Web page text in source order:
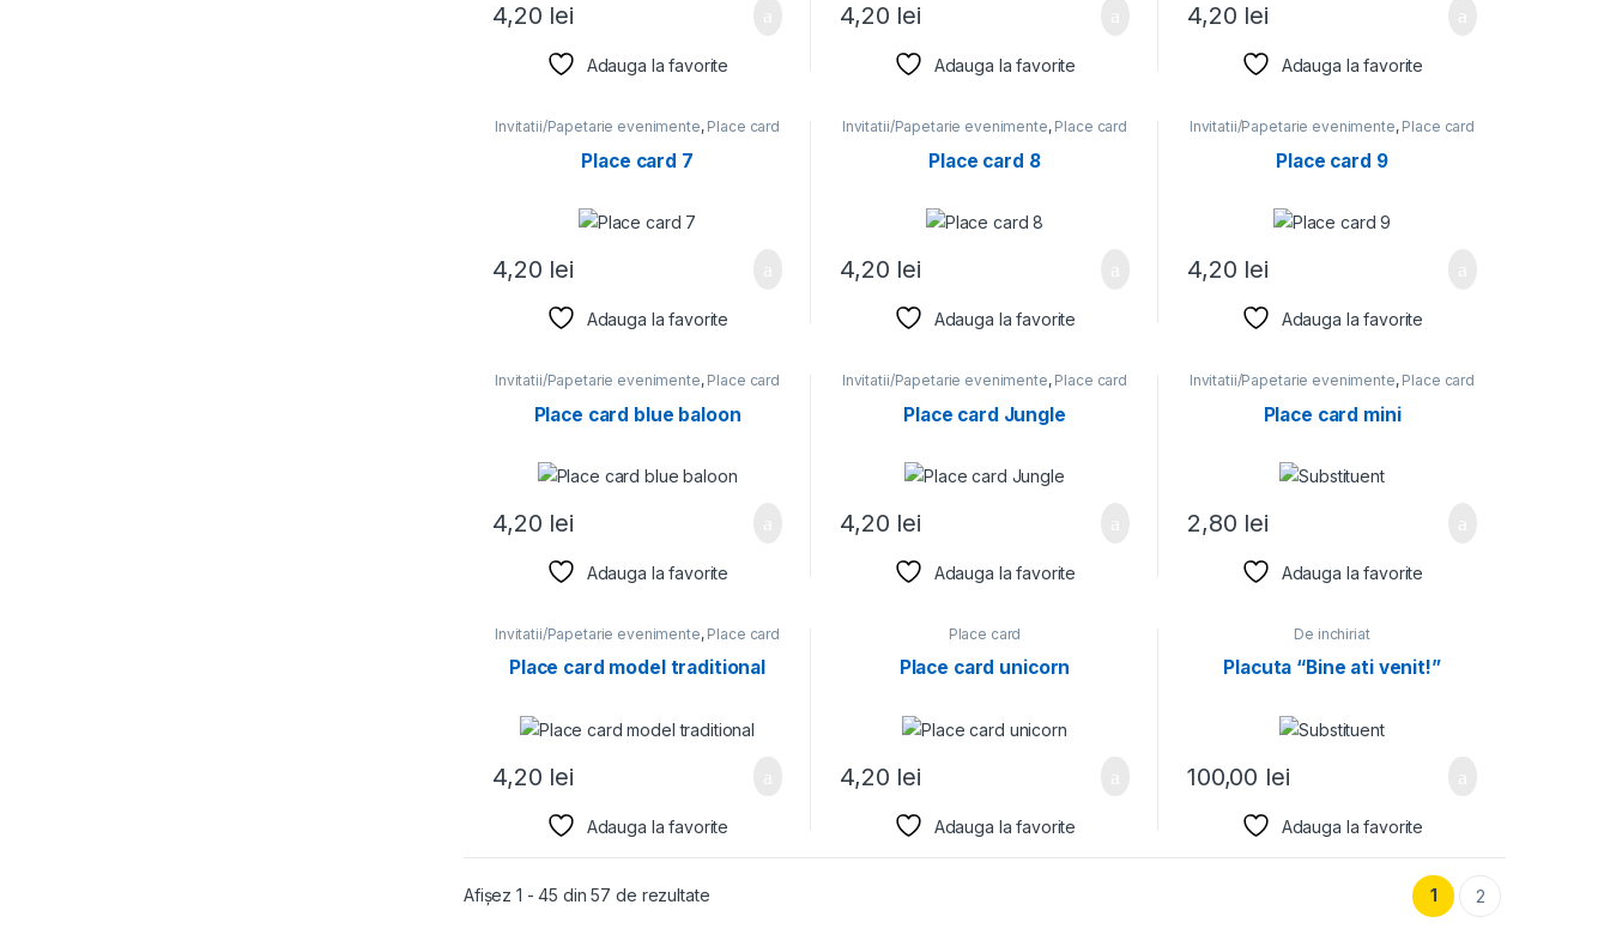
4,20 lei
Adauga la favorite
4,20 lei
Adauga la favorite
4,20 lei
Adauga la favorite
Invitatii/Papetarie evenimente, Place card
Place card 7
4,20 lei
Adauga la favorite
Invitatii/Papetarie evenimente, Place card
Place card 8
4,20 lei
Adauga la favorite
Invitatii/Papetarie evenimente, Place card
Place card 9
4,20 lei
Adauga la favorite
Invitatii/Papetarie evenimente, Place card
Place card blue baloon
4,20 lei
Adauga la favorite
Invitatii/Papetarie evenimente, Place card
Place card Jungle
4,20 lei
Adauga la favorite
Invitatii/Papetarie evenimente, Place card
Place card mini
2,80 lei
Adauga la favorite
Invitatii/Papetarie evenimente, Place card
Place card model traditional
4,20 lei
Adauga la favorite
Place card
Place card unicorn
4,20 lei
Adauga la favorite
De inchiriat
Placuta “Bine ati venit!”
100,00 lei
Adauga la favorite
Afișez 1 - 45 din 57 de rezultate 1 2